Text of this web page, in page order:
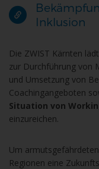
Inklusion
Die ZWIST Kärnten
zur Durchführung von
und Umsetzung von
Coachingangeboten
Situation von
einzureichen.
Um
Regionen eine